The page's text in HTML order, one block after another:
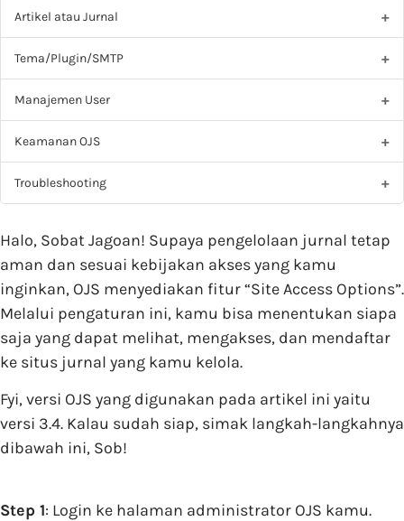
Artikel atau Jurnal
Tema/Plugin/SMTP
Manajemen User
Keamanan OJS
Troubleshooting
Halo, Sobat Jagoan! Supaya pengelolaan jurnal tetap
aman dan sesuai kebijakan akses yang kamu
inginkan, OJS menyediakan fitur “Site Access Options”.
Melalui pengaturan ini, kamu bisa menentukan siapa
saja yang dapat melihat, mengakses, dan mendaftar
ke situs jurnal yang kamu kelola.
Fyi, versi OJS yang digunakan pada artikel ini yaitu
versi 3.4. Kalau sudah siap, simak langkah-langkahnya
dibawah ini, Sob!
Step 1: Login ke halaman administrator OJS kamu.